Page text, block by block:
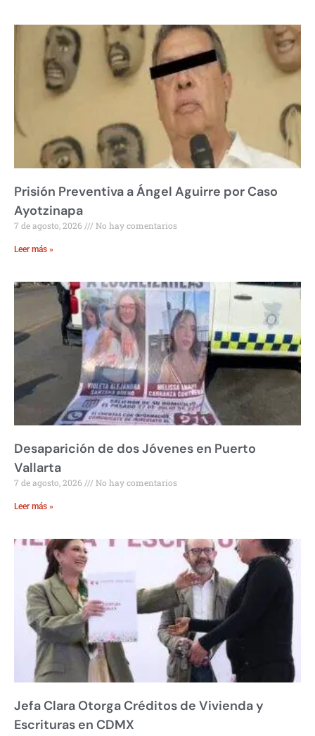
Prisión Preventiva a Ángel Aguirre por Caso
Ayotzinapa
7 de agosto, 2026 No hay comentarios
Leer más »
Desaparición de dos Jóvenes en Puerto
Vallarta
7 de agosto, 2026 No hay comentarios
Leer más »
Jefa Clara Otorga Créditos de Vivienda y
Escrituras en CDMX